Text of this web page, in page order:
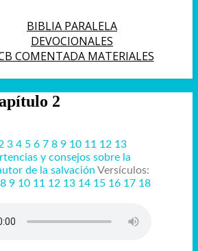
BIBLIA PARALELA
DEVOCIONALES
COMENTADA MATERIALES
2
3 4 5 6 7 8 9 10 11 12 13
y consejos sobre la
de la salvación Versículos:
8 9 10 11 12 13 14 15 16 17 18